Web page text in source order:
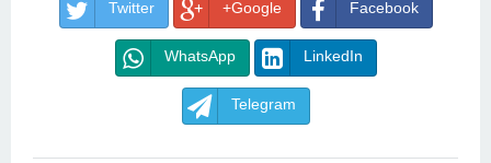
Facebook
Google+
Twitter
LinkedIn
WhatsApp
Telegram